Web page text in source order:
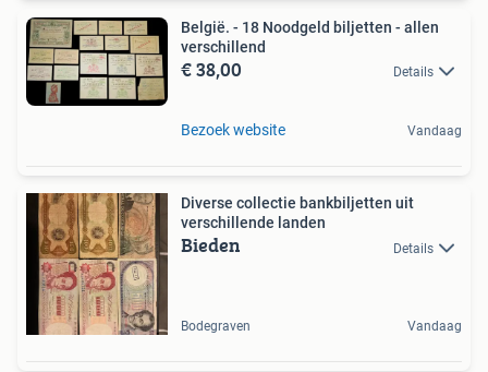
België. - 18 Noodgeld biljetten - allen
verschillend
€ 38,00 Details
Bezoek website Vandaag
Diverse collectie bankbiljetten uit
verschillende landen
Bieden Details
Bodegraven Vandaag